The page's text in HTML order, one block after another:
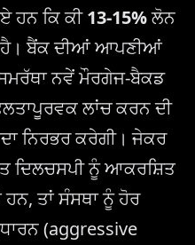
ਹਨ ਕਿ ਕੀ13-15%ਲੋਨ
ਹੈ। ਬੈਂਕ ਦੀਆਂ ਆਪਣੀਆਂ
ਨਵੇਂ ਮੌਰਗੇਜ-ਬੈਕਡ
ਲਾਂਚ ਕਰਨ ਦੀ
ਨਿਰਭਰ ਕਰੇਗੀ। ਜੇਕਰ
ਦਿਲਚਸਪੀ ਨੂੰ ਆਕਰਸ਼ਿਤ
ਤਾਂ ਸੰਸਥਾ ਨੂੰ ਹੋਰ
(aggressive